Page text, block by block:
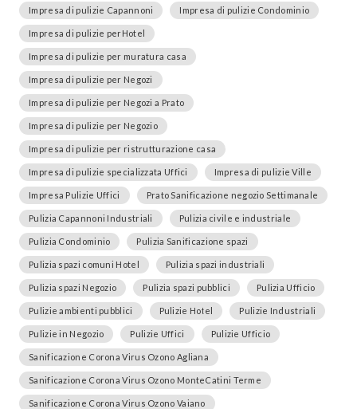
Impresa di pulizie Capannoni Impresa di pulizie Condominio
Impresa di pulizie perHotel
Impresa di pulizie per muratura casa
Impresa di pulizie per Negozi
Impresa di pulizie per Negozi a Prato
Impresa di pulizie per Negozio
Impresa di pulizie per ristrutturazione casa
Impresa di pulizie specializzata Uffici Impresa di pulizie Ville
Impresa Pulizie Uffici Prato Sanificazione negozio Settimanale
Pulizia Capannoni Industriali Pulizia civile e industriale
Pulizia Condominio Pulizia Sanificazione spazi
Pulizia spazi comuni Hotel Pulizia spazi industriali
Pulizia spazi Negozio Pulizia spazi pubblici Pulizia Ufficio
Pulizie ambienti pubblici Pulizie Hotel Pulizie Industriali
Pulizie in Negozio Pulizie Uffici Pulizie Ufficio
Sanificazione Corona Virus Ozono Agliana
Sanificazione Corona Virus Ozono MonteCatini Terme
Sanificazione Corona Virus Ozono Vaiano